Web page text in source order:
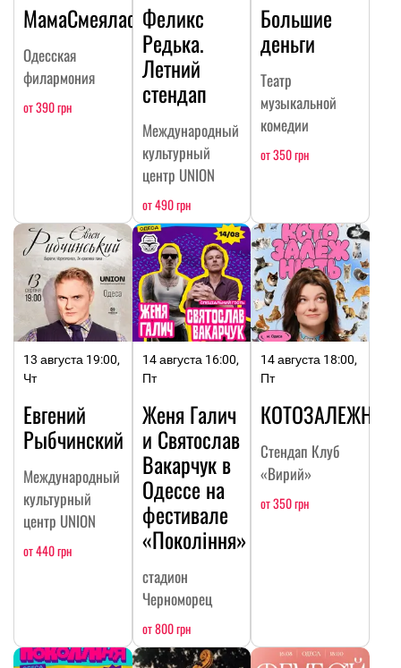
МамаСмеялась
Одесская
филармония
от 390 грн
Феликс
Редька.
Летний
стендап
Международный
культурный
центр UNION
от 490 грн
Большие
деньги
Театр
музыкальной
комедии
от 350 грн
13 августа 19:00,
Чт
Евгений
Рыбчинский
Международный
культурный
центр UNION
от 440 грн
14 августа 16:00,
Пт
Женя Галич
и Святослав
Вакарчук в
Одессе на
фестивале
«Покоління»
стадион
Черноморец
от 800 грн
14 августа 18:00,
Пт
Стендап Клуб
«Вирий»
от 350 грн